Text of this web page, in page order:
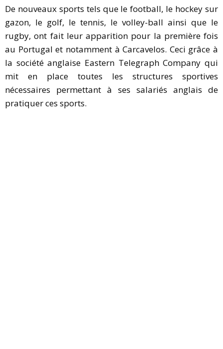
De nouveaux sports tels que le football, le hockey sur
gazon, le golf, le tennis, le volley-ball ainsi que le
rugby, ont fait leur apparition pour la première fois
au Portugal et notamment à Carcavelos. Ceci grâce à
la société anglaise Eastern Telegraph Company qui
mit en place toutes les structures sportives
nécessaires permettant à ses salariés anglais de
pratiquer ces sports.